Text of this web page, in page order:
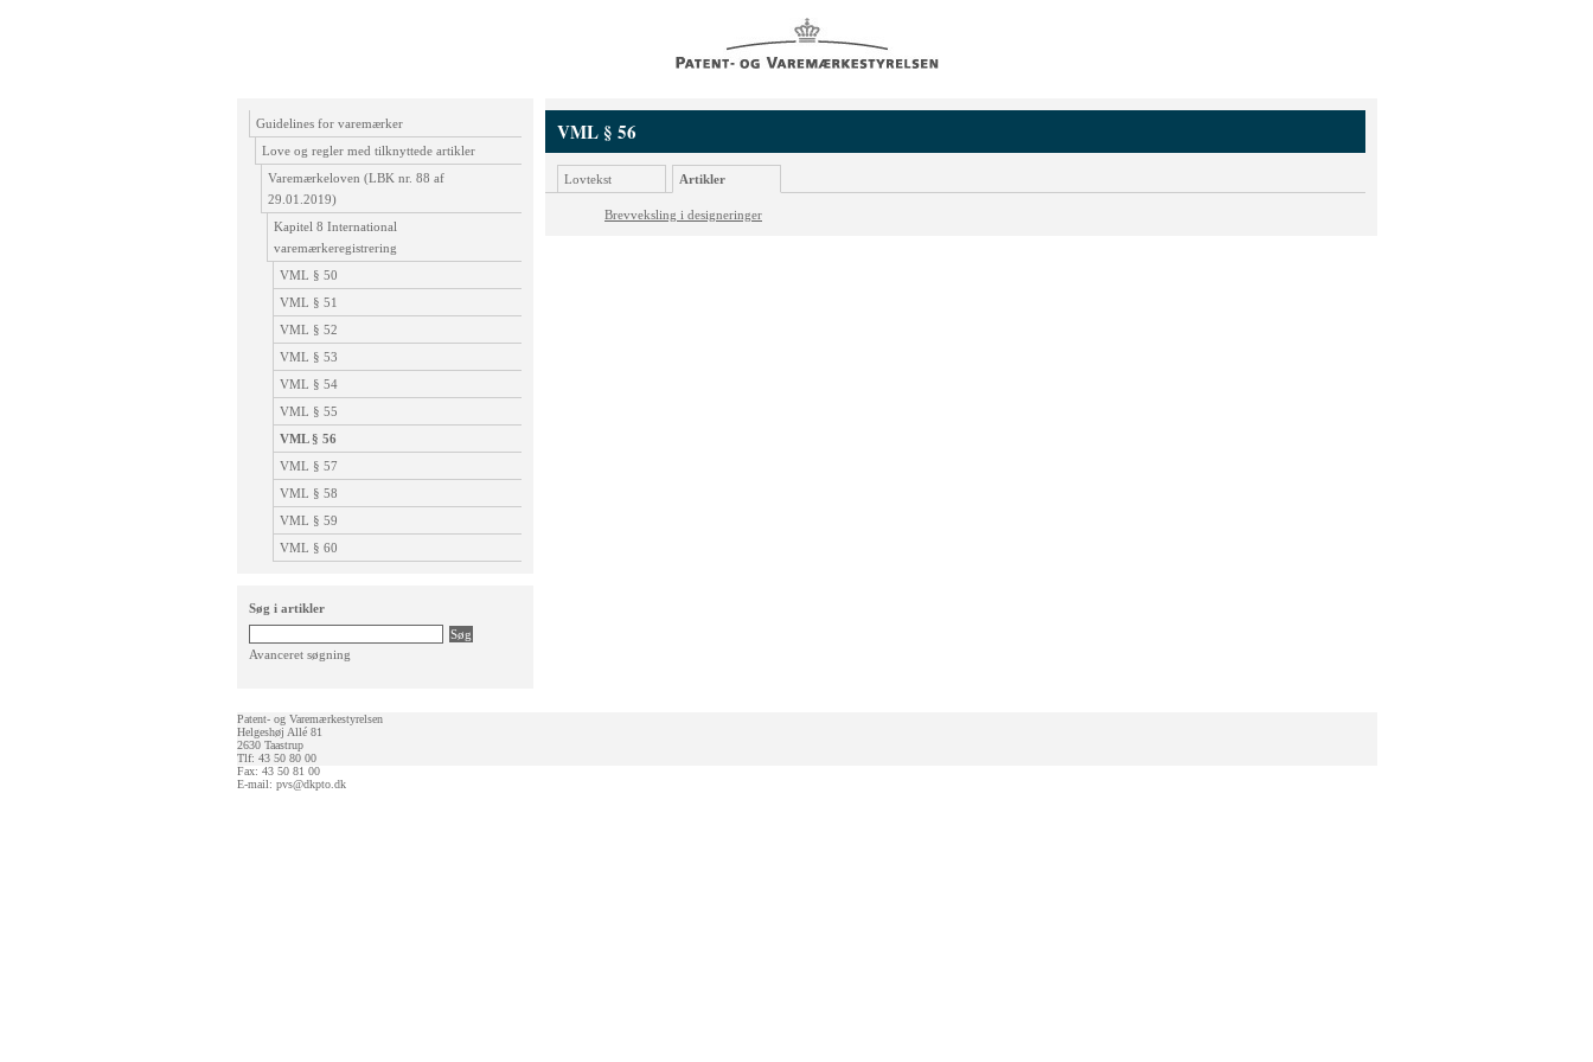
Guidelines for varemærker
Love og regler med tilknyttede artikler
Varemærkeloven (LBK nr. 88 af
29.01.2019)
Kapitel 8 International
varemærkeregistrering
VML § 50
VML § 51
VML § 52
VML § 53
VML § 54
VML § 55
VML § 56
VML § 57
VML § 58
VML § 59
VML § 60
Søg i artikler
Avanceret søgning
VML § 56
Lovtekst Artikler
Brevveksling i designeringer
Patent- og Varemærkestyrelsen
Helgeshøj Allé 81
2630 Taastrup
Tlf: 43 50 80 00
Fax: 43 50 81 00
E-mail: pvs@dkpto.dk